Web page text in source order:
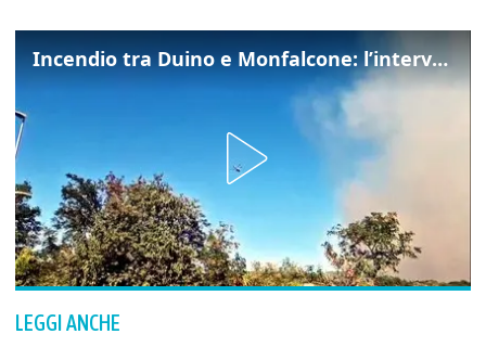
Incendio tra Duino e Monfalcone: l’intervento dei vigili del fuoco
LEGGI ANCHE